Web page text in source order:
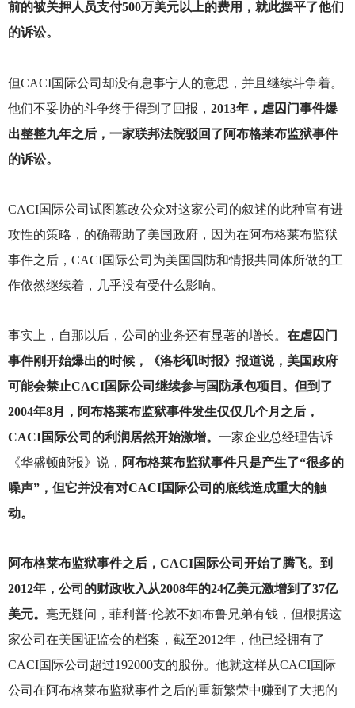
前的被关押人员支付500万美元以上的费用，就此摆平了他们
的诉讼。
但CACI国际公司却没有息事宁人的意思，并且继续斗争着。
他们不妥协的斗争终于得到了回报， 2013年，虐囚门事件爆
出整整九年之后，一家联邦法院驳回了阿布格莱布监狱事件
的诉讼。
CACI国际公司试图篡改公众对这家公司的叙述的此种富有进
攻性的策略，的确帮助了美国政府，因为在阿布格莱布监狱
事件之后，CACI国际公司为美国国防和情报共同体所做的工
作依然继续着，几乎没有受什么影响。
事实上，自那以后，公司的业务还有显著的增长。 在虐囚门
事件刚开始爆出的时候，《洛杉矶时报》报道说，美国政府
可能会禁止CACI国际公司继续参与国防承包项目。但到了
2004年8月，阿布格莱布监狱事件发生仅仅几个月之后，
CACI国际公司的利润居然开始激增。 一家企业总经理告诉
《华盛顿邮报》说， 阿布格莱布监狱事件只是产生了“很多的
噪声”，但它并没有对CACI国际公司的底线造成重大的触
动。
阿布格莱布监狱事件之后，CACI国际公司开始了腾飞。到
2012年，公司的财政收入从2008年的24亿美元激增到了37亿
美元。 毫无疑问，菲利普·伦敦不如布鲁兄弟有钱，但根据这
家公司在美国证监会的档案，截至2012年，他已经拥有了
CACI国际公司超过192000支的股份。他就这样从CACI国际
公司在阿布格莱布监狱事件之后的重新繁荣中赚到了大把的